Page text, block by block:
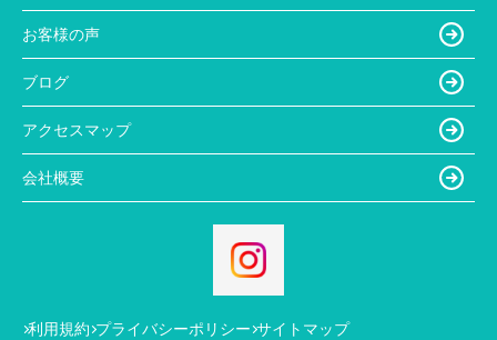
お客様の声
ブログ
アクセスマップ
会社概要
利用規約 プライバシーポリシー サイトマップ